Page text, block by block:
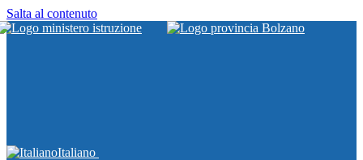
Salta al contenuto
Italiano